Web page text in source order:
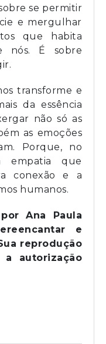
se permitir
e mergulhar
que habita
nós. É sobre
transforme e
da essência
não só as
as emoções
Porque, no
empatia que
conexão e a
humanos.
Ana Paula
e
reprodução
autorização